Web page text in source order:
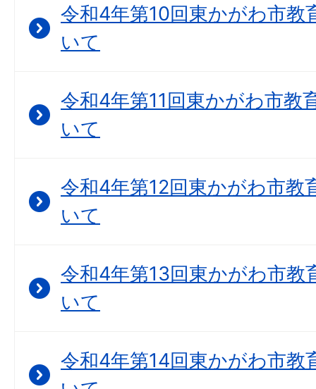
令和4年第10回東かがわ市教
いて
令和4年第11回東かがわ市教
いて
令和4年第12回東かがわ市教
いて
令和4年第13回東かがわ市教
いて
令和4年第14回東かがわ市教